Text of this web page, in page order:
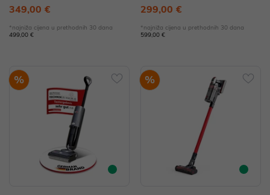
349,00 €
*najniža cijena u prethodnih 30 dana
499,00 €
299,00 €
*najniža cijena u prethodnih 30 dana
599,00 €
% %